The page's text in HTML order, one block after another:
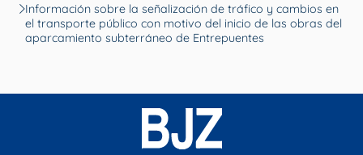
Información sobre la señalización de tráfico y cambios en
el transporte público con motivo del inicio de las obras del
aparcamiento subterráneo de Entrepuentes